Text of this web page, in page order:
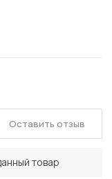
товар
Оставить отзыв